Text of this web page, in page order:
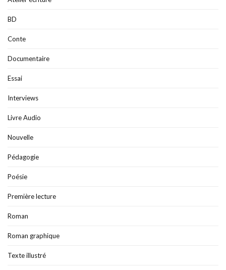
BD
Conte
Documentaire
Essai
Interviews
Livre Audio
Nouvelle
Pédagogie
Poésie
Première lecture
Roman
Roman graphique
Texte illustré